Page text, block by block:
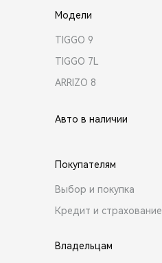
Модели
TIGGO 9
TIGGO 7L
ARRIZO 8
Авто в наличии
Покупателям
Выбор и покупка
Кредит и страхование
Владельцам